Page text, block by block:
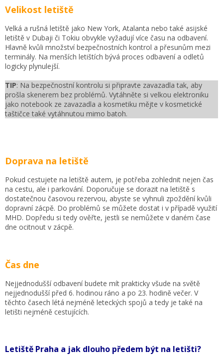
Velikost letiště
Velká a rušná letiště jako New York, Atalanta nebo také asijské
letiště v Dubaji či Tokiu obvykle vyžadují více času na odbavení.
Hlavně kvůli množství bezpečnostních kontrol a přesunům mezi
terminály. Na menších letištích bývá proces odbavení a odletů
logicky plynulejší.
TIP: Na bezpečnostní kontrolu si připravte zavazadla tak, aby
prošla skenerem bez problémů. Vytáhněte si velkou elektroniku
jako notebook ze zavazadla a kosmetiku mějte v kosmetické
taštičce také vytáhnutou mimo batoh.
Doprava na letiště
Pokud cestujete na letiště autem, je potřeba zohlednit nejen čas
na cestu, ale i parkování. Doporučuje se dorazit na letiště s
dostatečnou časovou rezervou, abyste se vyhnuli zpoždění kvůli
dopravní zácpě. Do problémů se můžete dostat i v případě využití
MHD. Dopředu si tedy ověřte, jestli se nemůžete v daném čase
dne ocitnout v zácpě.
Čas dne
Nejjednodušší odbavení budete mít prakticky všude na světě
nejjednodušší před 6. hodinou ráno a po 23. hodině večer. V
těchto časech létá nejméně leteckých spojů a tedy je také na
letišti nejméně cestujících.
Letiště Praha a jak dlouho předem být na letišti?